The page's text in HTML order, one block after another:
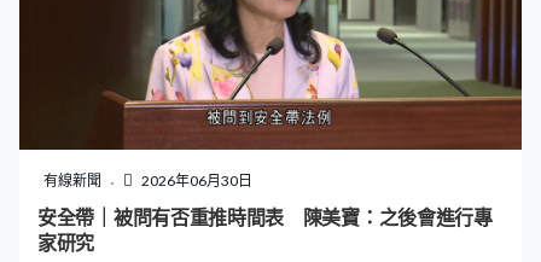
有線新聞 2026年06月30日
安全帶｜被問有否重推時間表 陳美寶：之後會進行專
家研究